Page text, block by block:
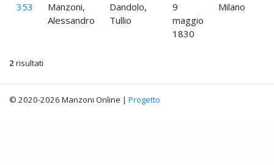
353
Manzoni,
Alessandro
Dandolo,
Tullio
9
maggio
1830
Milano
2 risultati
© 2020-2026 Manzoni Online | Progetto